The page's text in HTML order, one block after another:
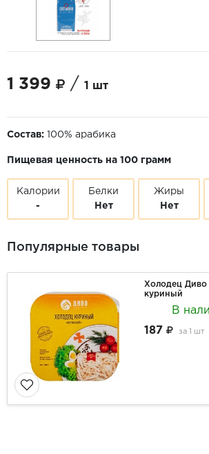
1 399 / 1 шт
Состав: 100% арабика
Пищевая ценность на 100 грамм
Калории
-
Белки
Нет
Жиры
Нет
Популярные товары
Холодец Диво
куриный
В
187
за 1 шт